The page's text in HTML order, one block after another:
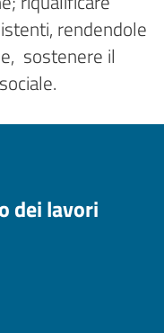
rendendole
sostenere il
dei lavori